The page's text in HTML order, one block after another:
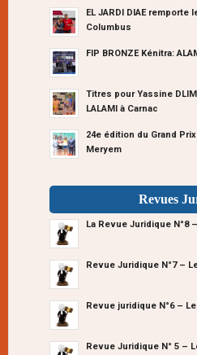
EL JARDI DIAE remporte
Columbus
FIP BRONZE Kénitra:
Titres pour Yassine
LALAMI à Carnac
24e édition du Grand
Meryem
Revues
La Revue Juridique N°8
Revue Juridique N°7 –
Revue juridique N°6 –
Revue Juridique N° 5 –